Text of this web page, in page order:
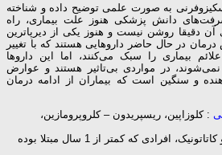
به صورت علمی توضیح داده و شناخته
دانش پزشکی هنوز علت بیماری، راه
دقیقا روشن نیست و هنوز یکی از دیرپاترین
در حال حاضر داروهایی هستند که با تغییر
بیماری را سبک می‌کنند، اما این داروها
در مواردی بی‌تاثیر هستند و عوارض
و سنگین است که بیماران از ادامه درمان
: کلوزاپین، ریسپریدون – کلروپرومازین،
: برای حالات حاد و کاتاتونیک، افرادی که کمتر از 1 سال مبتلا بوده